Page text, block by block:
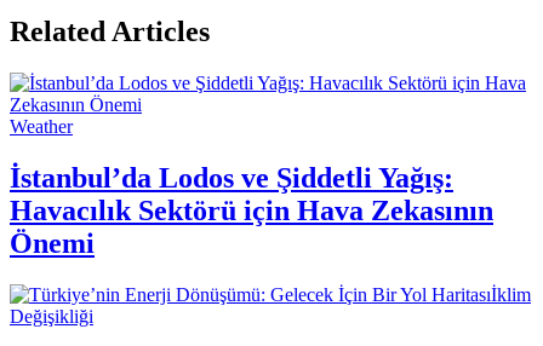
Related Articles
Weather
İstanbul’da Lodos ve Şiddetli Yağış:
Havacılık Sektörü için Hava Zekasının
Önemi
İklim
Değişikliği